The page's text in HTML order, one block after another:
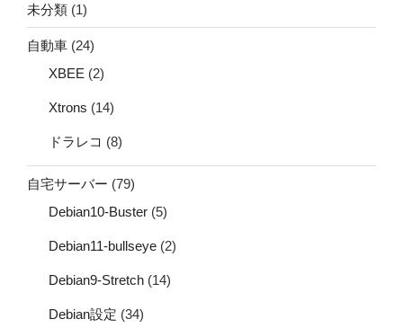
未分類 (1)
自動車 (24)
XBEE (2)
Xtrons (14)
ドラレコ (8)
自宅サーバー (79)
Debian10-Buster (5)
Debian11-bullseye (2)
Debian9-Stretch (14)
Debian設定 (34)